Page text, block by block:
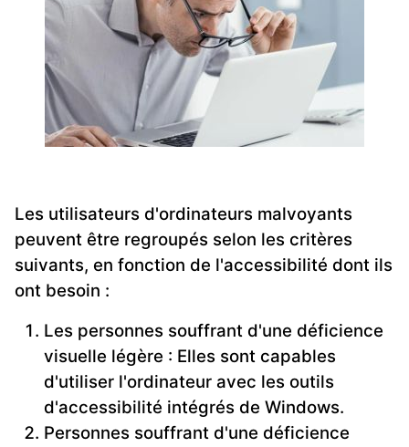
Les utilisateurs d'ordinateurs malvoyants
peuvent être regroupés selon les critères
suivants, en fonction de l'accessibilité dont ils
ont besoin :
Les personnes souffrant d'une déficience
visuelle légère : Elles sont capables
d'utiliser l'ordinateur avec les outils
d'accessibilité intégrés de Windows.
Personnes souffrant d'une déficience